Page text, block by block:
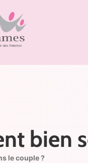
bien
le couple ?